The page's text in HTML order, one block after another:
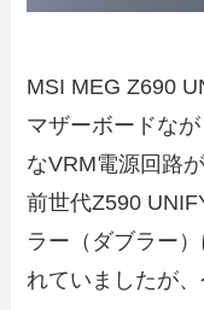
MSI MEG Z690
マザーボードな
なVRM電源回路
前世代Z590
ラー（ダブラー
れていましたが